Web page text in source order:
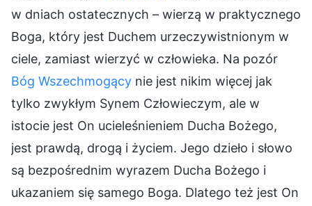
w dniach ostatecznych – wierzą w praktycznego
Boga, który jest Duchem urzeczywistnionym w
ciele, zamiast wierzyć w człowieka. Na pozór
Bóg Wszechmogący nie jest nikim więcej jak
tylko zwykłym Synem Człowieczym, ale w
istocie jest On ucieleśnieniem Ducha Bożego,
jest prawdą, drogą i życiem. Jego dzieło i słowo
są bezpośrednim wyrazem Ducha Bożego i
ukazaniem się samego Boga. Dlatego też jest On